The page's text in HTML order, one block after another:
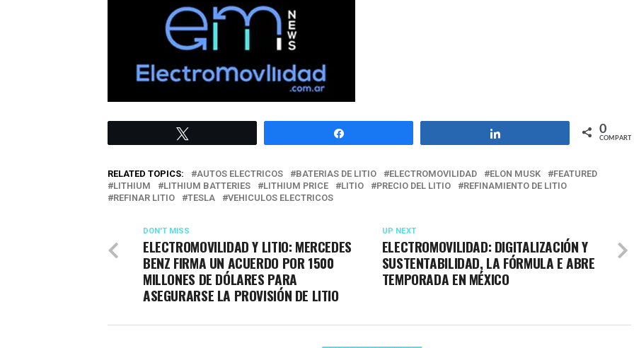
0
RELATED TOPICS: AUTOS ELECTRICOS BATERIAS DE LITIO ELECTROMOVILIDAD ELON MUSK
FEATURED
LITHIUM
LITHIUM BATTERIES LITHIUM PRICE LITIO PRECIO DEL LITIO
REFINAMIENTO DE LITIO
REFINAR LITIO
TESLA VEHICULOS ELECTRICOS
UP NEXT
ELECTROMOVILIDAD: DIGITALIZACIÓN Y
SUSTENTABILIDAD, LA FÓRMULA E ABRE
TEMPORADA EN MÉXICO
DON'T MISS
ELECTROMOVILIDAD Y LITIO: MERCEDES
BENZ FIRMA UN ACUERDO POR 1500
MILLONES DE DÓLARES PARA
ASEGURARSE LA PROVISIÓN DE LITIO